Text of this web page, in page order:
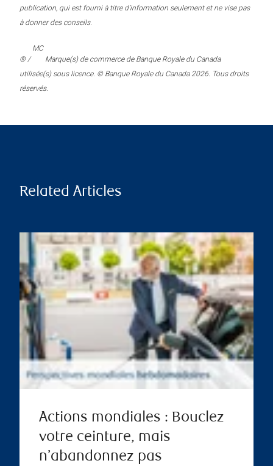
publication, qui est fourni à titre d’information seulement et ne vise pas
à donner des conseils.
® /
MC
Marque(s) de commerce de Banque Royale du Canada
utilisée(s) sous licence. © Banque Royale du Canada 2026. Tous droits
réservés.
Related Articles
Actions mondiales : Bouclez
votre ceinture, mais
n’abandonnez pas